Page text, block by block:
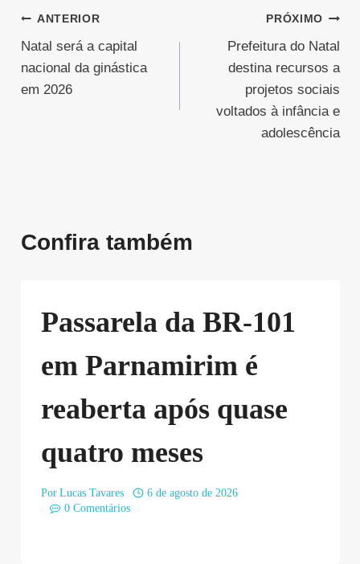
Navegação
de
Post
ANTERIOR
Natal será a capital
nacional da ginástica
em 2026
PRÓXIMO
Prefeitura do Natal
destina recursos a
projetos sociais
voltados à infância e
adolescência
Confira também
Passarela da BR-101
em Parnamirim é
reaberta após quase
quatro meses
Por Lucas Tavares
6 de agosto de 2026
0 Comentários